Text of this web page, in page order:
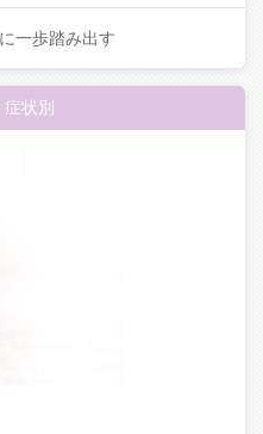
一歩踏み出す
症状別